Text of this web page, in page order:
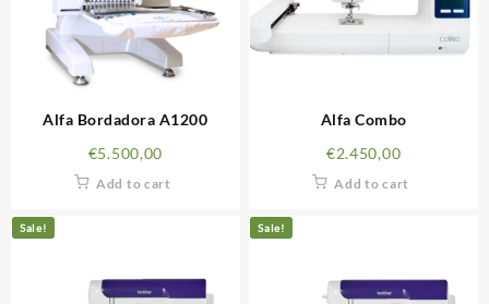
Alfa Bordadora A1200
€5.500,00
Add to cart
Alfa Combo
€2.450,00
Add to cart
Sale! Sale!